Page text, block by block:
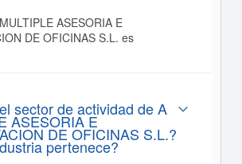
ASESORIA E
DE OFICINAS S.L. es
sector de actividad de A
ASESORIA E
DE OFICINAS S.L.?
pertenece?